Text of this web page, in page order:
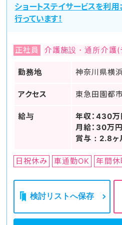
ショートステイサービスを利
行っています！
正社員 介護施設・通所介護(
勤務地 神奈川県横
アクセス 東急田園都
給与
年収：430
月給：30万
賞与：2.8ヶ
日祝休み 車通勤OK 年間休
検討リストへ保存